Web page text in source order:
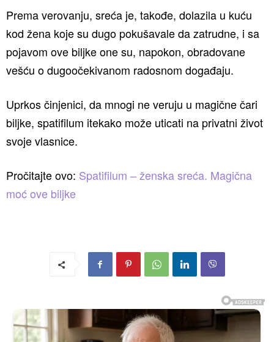
Prema verovanju, sreća je, takođe, dolazila u kuću
kod žena koje su dugo pokušavale da zatrudne, i sa
pojavom ove biljke one su, napokon, obradovane
vešću o dugoočekivanom radosnom događaju.
Uprkos činjenici, da mnogi ne veruju u magične čari
biljke, spatifilum itekako može uticati na privatni život
svoje vlasnice.
Pročitajte ovo: Spatifilum – ženska sreća. Magična
moć ove biljke